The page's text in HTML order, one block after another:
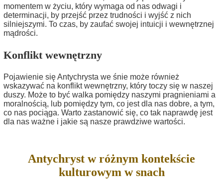
momentem w życiu, który wymaga od nas odwagi i
determinacji, by przejść przez trudności i wyjść z nich
silniejszymi. To czas, by zaufać swojej intuicji i wewnętrznej
mądrości.
Konflikt wewnętrzny
Pojawienie się Antychrysta we śnie może również
wskazywać na konflikt wewnętrzny, który toczy się w naszej
duszy. Może to być walka pomiędzy naszymi pragnieniami a
moralnością, lub pomiędzy tym, co jest dla nas dobre, a tym,
co nas pociąga. Warto zastanowić się, co tak naprawdę jest
dla nas ważne i jakie są nasze prawdziwe wartości.
Antychryst w różnym kontekście
kulturowym w snach